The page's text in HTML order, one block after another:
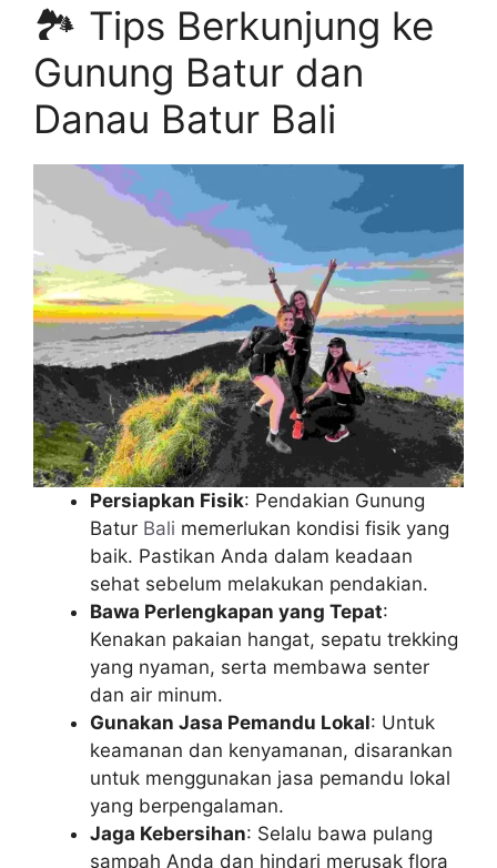
🏞️ Tips Berkunjung ke
Gunung Batur dan
Danau Batur Bali
Persiapkan Fisik: Pendakian Gunung
Batur Bali memerlukan kondisi fisik yang
baik. Pastikan Anda dalam keadaan
sehat sebelum melakukan pendakian.
Bawa Perlengkapan yang Tepat:
Kenakan pakaian hangat, sepatu trekking
yang nyaman, serta membawa senter
dan air minum.
Gunakan Jasa Pemandu Lokal: Untuk
keamanan dan kenyamanan, disarankan
untuk menggunakan jasa pemandu lokal
yang berpengalaman.
Jaga Kebersihan: Selalu bawa pulang
sampah Anda dan hindari merusak flora